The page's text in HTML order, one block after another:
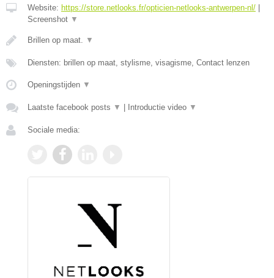
Website: https://store.netlooks.fr/opticien-netlooks-antwerpen-nl/ |
Screenshot ▼
Brillen op maat. ▼
Diensten: brillen op maat, stylisme, visagisme, Contact lenzen
Openingstijden ▼
Laatste facebook posts ▼ | Introductie video ▼
Sociale media: